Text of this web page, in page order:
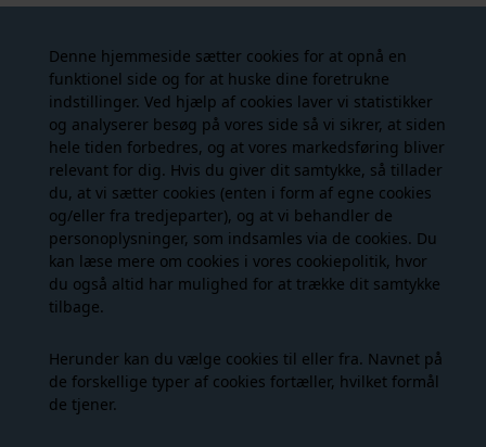
Denne hjemmeside sætter cookies for at opnå en
funktionel side og for at huske dine foretrukne
indstillinger. Ved hjælp af cookies laver vi statistikker
og analyserer besøg på vores side så vi sikrer, at siden
hele tiden forbedres, og at vores markedsføring bliver
relevant for dig. Hvis du giver dit samtykke, så tillader
du, at vi sætter cookies (enten i form af egne cookies
og/eller fra tredjeparter), og at vi behandler de
personoplysninger, som indsamles via de cookies. Du
kan læse mere om cookies i vores cookiepolitik, hvor
du også altid har mulighed for at trække dit samtykke
tilbage.
Herunder kan du vælge cookies til eller fra. Navnet på
de forskellige typer af cookies fortæller, hvilket formål
de tjener.
Cool og trendy puffer jacket med seje detaljer fra JJXX i en flot
en god pris. Jakken er med en god stor hætte med elastik i
kanten. Har lynlås og lommer i siderne med knaplukning og
logo på brystet. Elastikafslutning på ærmerne og forenden, som
giver den helt rigtige puffereffekt. Desuden har jakken en fed
detalje indvendig med et påsyet JJXX band, som afsluttes med
strop til at hænge jakken (ses noget af på anden sidste billede).
Jakken er kort, går til ca. hofte alt efter højde, det er en trend,
som vi kommer til at se meget i denne sæson.
STØRRELSESGUIDE:Vi vil vurdere at jakken er normal i
størrelsen.
Farve: Grape Leaf
Stylenummer:12258743
Vaskeanvisning:Vaskes på 40 grader skånevask